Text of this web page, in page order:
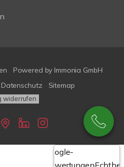
Powered by Immonia GmbH
Datenschutz Sitemap
widerrufen
Google-
Bewertungen